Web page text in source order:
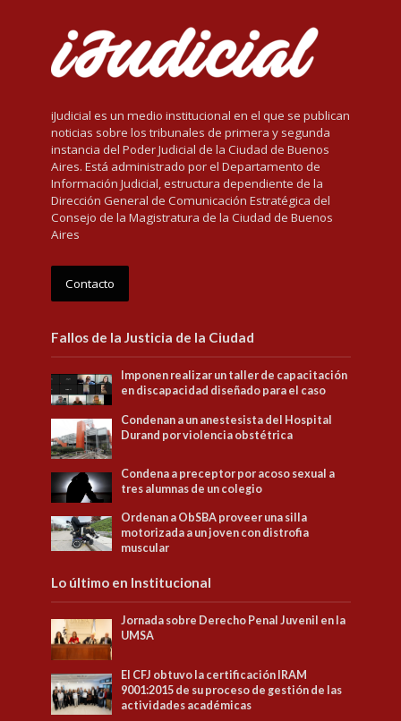
iJudicial es un medio institucional en el que se publican
noticias sobre los tribunales de primera y segunda
instancia del Poder Judicial de la Ciudad de Buenos
Aires. Está administrado por el Departamento de
Información Judicial, estructura dependiente de la
Dirección General de Comunicación Estratégica del
Consejo de la Magistratura de la Ciudad de Buenos
Aires
Contacto
Fallos de la Justicia de la Ciudad
Imponen realizar un taller de capacitación
en discapacidad diseñado para el caso
Condenan a un anestesista del Hospital
Durand por violencia obstétrica
Condena a preceptor por acoso sexual a
tres alumnas de un colegio
Ordenan a ObSBA proveer una silla
motorizada a un joven con distrofia
muscular
Lo último en Institucional
Jornada sobre Derecho Penal Juvenil en la
UMSA
El CFJ obtuvo la certificación IRAM
9001:2015 de su proceso de gestión de las
actividades académicas